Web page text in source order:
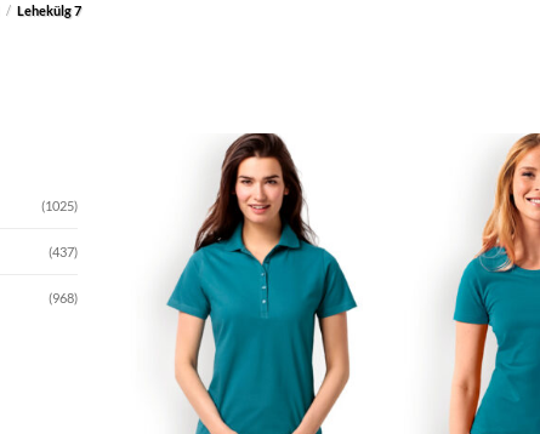
/ Lehekülg 7
(1025)
(437)
(968)